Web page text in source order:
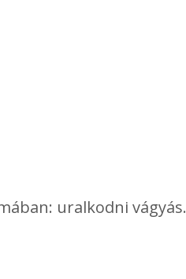
uralkodni vágyás.